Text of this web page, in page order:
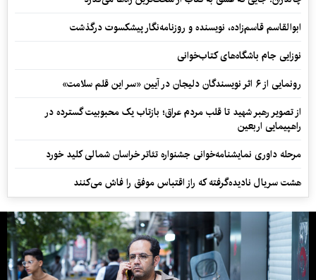
ابوالقاسم قاسم‌زاده، نویسنده و روزنامه‌نگار پیشکسوت درگذشت
نوزایی جام باشگاه‌های کتاب‌خوانی
رونمایی از ۶ اثر نویسندگان دلیجان در آیین «سر این قلم سلامت»
از تصویر رهبر شهید تا قلب مردم عراق؛ بازتاب یک محبوبیت گسترده در
راهپیمایی اربعین
مرحله داوری نمایشنامه‌خوانی جشنواره تئاتر خراسان شمالی کلید خورد
هشت سریال نادیده‌گرفته که راز اقتباس موفق را فاش می‌کنند